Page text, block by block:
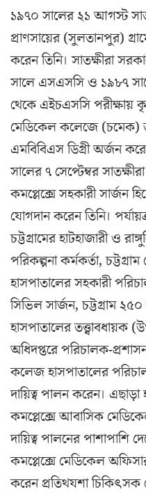
১৯৭০ সালের ২১ আগস্ট
প্রাণসায়ের (সুলতানপুর)
করেন তিনি। সাতক্ষীরা
সালে এসএসসি ও ১৯৮৭
থেকে এইচএসসি পরীক্ষায়
মেডিকেল কলেজে (চমেক)
এমবিবিএস ডিগ্রী অর্জন
সালের ৭ সেপ্টেম্বর
কমপ্লেক্সে সহকারী সার্জন
যোগদান করেন তিনি।
চট্টগ্রামের হাটহাজারী ও
পরিকল্পনা কর্মকর্তা,
হাসপাতালের সহকারী
সিভিল সার্জন, চট্টগ্রাম ২৫০
হাসপাতালের তত্ত্বাবধায়ক
অধিদপ্তরে পরিচালক-
কলেজ হাসপাতালের
দায়িত্ব পালন করেন। এছাড়া
কমপ্লেক্সে আবাসিক
দায়িত্ব পালনের পাশাপাশি
কমপ্লেক্সে মেডিকেল
করেন প্রতিথযশা চিকিৎসক